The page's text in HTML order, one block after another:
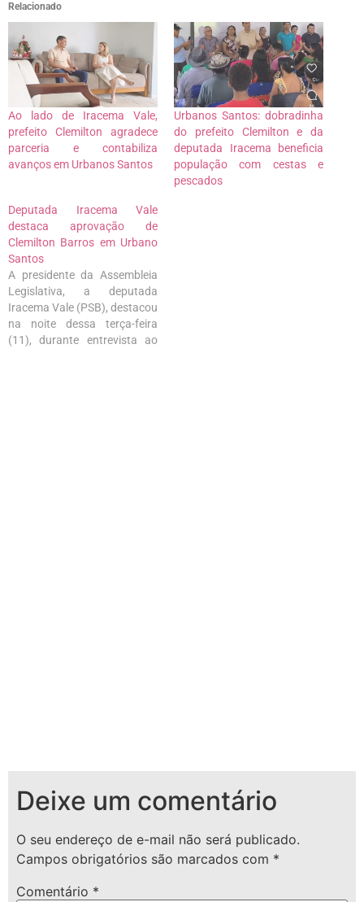
Relacionado
Ao lado de Iracema Vale,
prefeito Clemilton agradece
parceria e contabiliza
avanços em Urbanos Santos
Urbanos Santos: dobradinha
do prefeito Clemilton e da
deputada Iracema beneficia
população com cestas e
pescados
Deputada Iracema Vale
destaca aprovação de
Clemilton Barros em Urbano
Santos
A presidente da Assembleia
Legislativa, a deputada
Iracema Vale (PSB), destacou
na noite dessa terça-feira
(11), durante entrevista ao
Deixe um comentário
O seu endereço de e-mail não será publicado.
Campos obrigatórios são marcados com *
Comentário *